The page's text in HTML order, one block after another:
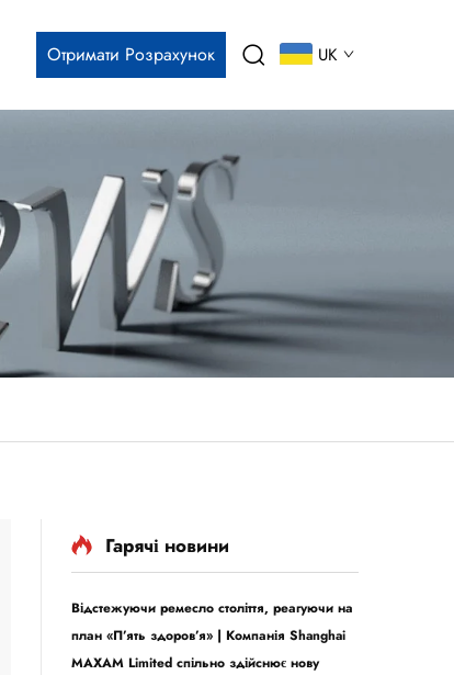
Отримати Розрахунок UK
Гарячі новини
Відстежуючи ремесло століття, реагуючи на
план «П’ять здоров’я» | Компанія Shanghai
MAXAM Limited спільно здійснює нову